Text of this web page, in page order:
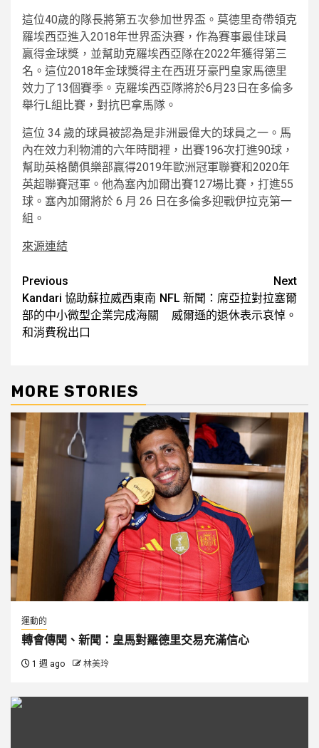
這位40歲的隊長將第五次參加世界盃。莫德里奇帶領克
羅埃西亞進入2018年世界盃決賽，作為賽事最佳球員
贏得金球獎，並幫助克羅埃西亞隊在2022年獲得第三
名。這位2018年金球獎得主在西班牙豪門皇家馬德里
效力了13個賽季。克羅埃西亞隊將於6月23日在多倫多
舉行L組比賽，對抗巴拿馬隊。
這位 34 歲的球員被認為是非洲最偉大的球員之一。馬
內在效力利物浦的六年時間裡，出賽196次打進90球，
幫助英格蘭俱樂部贏得2019年歐洲冠軍聯賽和2020年
英超聯賽冠軍。他為塞內加爾出賽127場比賽，打進55
球。塞內加爾將於 6 月 26 日在多倫多迎戰伊拉克第一
組。
來源連結
Post
navigation
Previous
Kandari 協助蘇拉威西東南
部的中小微型企業完成海關
和消費稅出口
Next
NFL 新聞：席亞拉對拉塞爾
威爾遜的退休表示哀悼。
MORE STORIES
運動的
轉會傳聞、新聞：皇馬對羅德里交易充滿信心
1 週 ago 林美玲